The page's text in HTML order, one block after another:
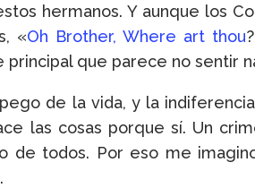
hermanos. Y aunque los
«Oh Brother, Where art thou
principal que parece no sentir
de la vida, y la
las cosas porque sí. Un
de todos. Por eso me